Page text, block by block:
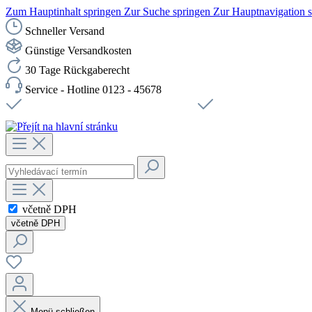
Zum Hauptinhalt springen Zur Suche springen Zur Hauptnavigation
Schneller Versand
Günstige Versandkosten
30 Tage Rückgaberecht
Service - Hotline 0123 - 45678
včetně DPH
včetně DPH